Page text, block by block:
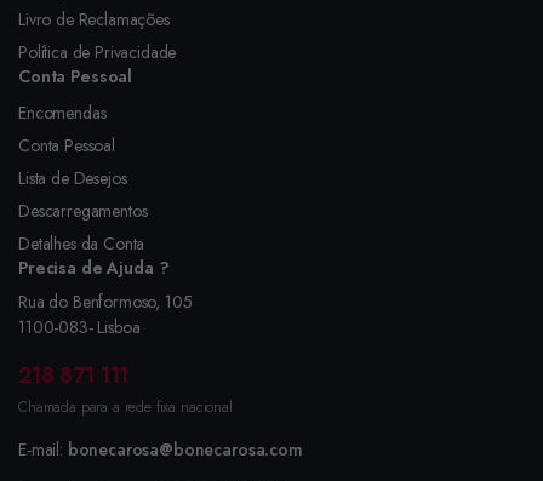
Livro de Reclamações
Política de Privacidade
Conta Pessoal
Encomendas
Conta Pessoal
Lista de Desejos
Descarregamentos
Detalhes da Conta
Precisa de Ajuda ?
Rua do Benformoso, 105
1100-083- Lisboa
218 871 111
Chamada para a rede fixa nacional
E-mail: bonecarosa@bonecarosa.com